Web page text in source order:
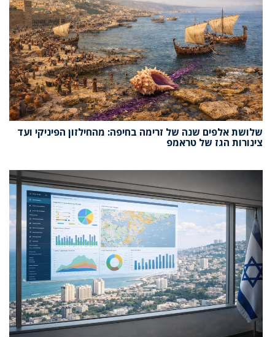
שלושת אלפים שנה של זרימה בחיפה: מהחילזון הפיניקי ועד
צינורות הגז של טראמפ